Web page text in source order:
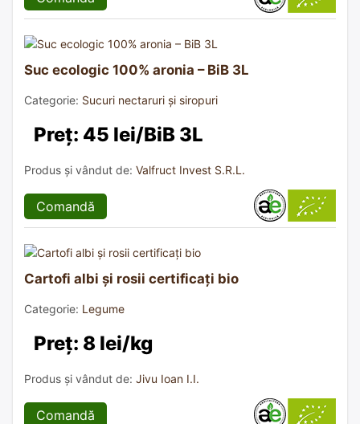
Suc ecologic 100% aronia – BiB 3L
Categorie: Sucuri nectaruri și siropuri
Preț: 45 lei/BiB 3L
Produs și vândut de: Valfruct Invest S.R.L.
Comandă
Cartofi albi și rosii certificați bio
Categorie: Legume
Preț: 8 lei/kg
Produs și vândut de: Jivu Ioan I.I.
Comandă